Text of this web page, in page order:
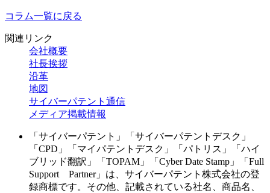
コラム一覧に戻る
関連リンク
会社概要
社長挨拶
沿革
地図
サイバーパテント通信
メディア掲載情報
「サイバーパテント」「サイバーパテントデスク」
「CPD」「マイパテントデスク」「パトリス」「ハイ
ブリッド翻訳」「TOPAM」「Cyber Date Stamp」「Full
Support Partner」は、サイバーパテント株式会社の登
録商標です。その他、記載されている社名、商品名、